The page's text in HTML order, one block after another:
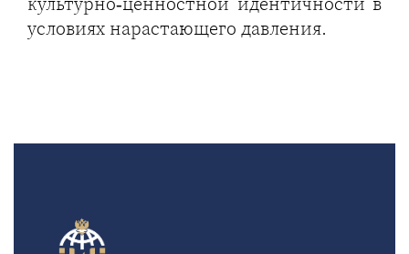
условиях нарастающего давления.